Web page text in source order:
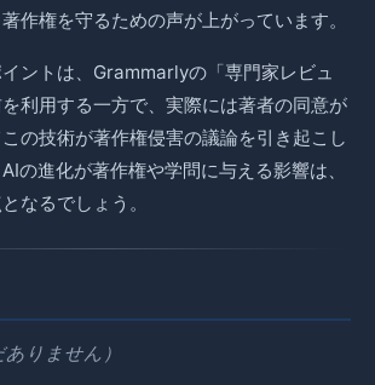
作権を守るための声が上がっています。
ントは、Grammarlyの「専門家レビュ
利用する一方で、実際には著者の同意が
の技術が著作権侵害の議論を引き起こし
の進化が著作権や学問に与える影響は、
なるでしょう。
ありません）